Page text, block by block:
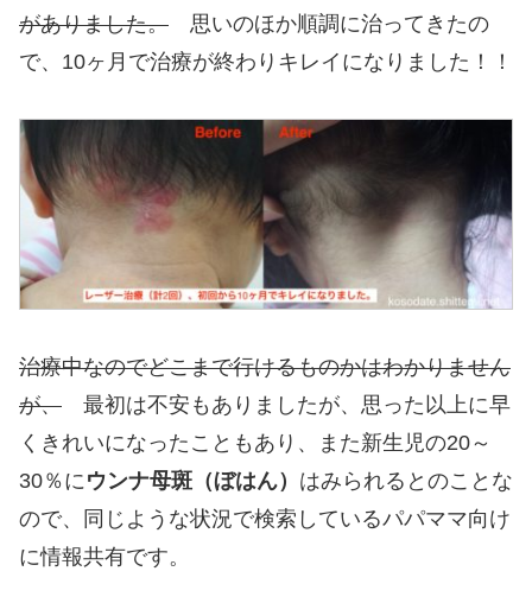
がありました。 思いのほか順調に治ってきたの
で、10ヶ月で治療が終わりキレイになりました！！
治療中なのでどこまで行けるものかはわかりません
が、 最初は不安もありましたが、思った以上に早
くきれいになったこともあり、また新生児の20～
30％にウンナ母斑（ぼはん） はみられるとのことな
ので、同じような状況で検索しているパパママ向け
に情報共有です。